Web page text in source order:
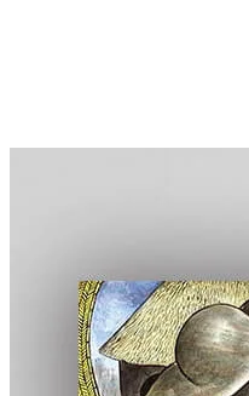
首頁
線上展覽
全館畫作